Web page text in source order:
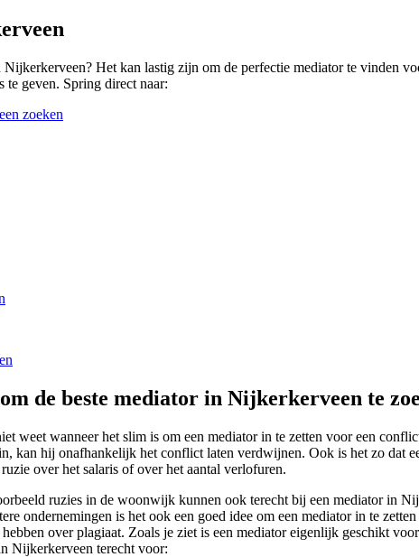
Het kan lastig zijn om de perfectie mediator te vinden
geven. Spring direct naar:
zoeken
de beste mediator in Nijkerkerveen te
weet wanneer het slim is om een mediator in te zetten voor een
kan hij onafhankelijk het conflict laten verdwijnen. Ook is het zo dat
over het salaris of over het aantal verlofuren.
ruzies in de woonwijk kunnen ook terecht bij een mediator in
ondernemingen is het ook een goed idee om een mediator in te
over plagiaat. Zoals je ziet is een mediator eigenlijk geschikt
Nijkerkerveen terecht voor: